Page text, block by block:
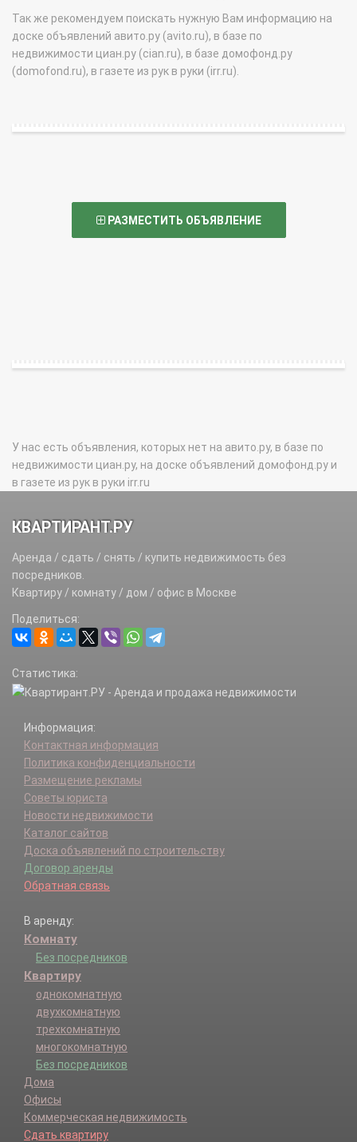
Так же рекомендуем поискать нужную Вам информацию на
доске объявлений авито.ру (avito.ru), в базе по
недвижимости циан.ру (cian.ru), в базе домофонд.ру
(domofond.ru), в газете из рук в руки (irr.ru).
РАЗМЕСТИТЬ ОБЪЯВЛЕНИЕ
У нас есть объявления, которых нет на авито.ру, в базе по
недвижимости циан.ру, на доске объявлений домофонд.ру и
в газете из рук в руки irr.ru
КВАРТИРАНТ.РУ
Аренда / сдать / снять / купить недвижимость без
посредников.
Квартиру / комнату / дом / офис в Москве
Поделиться:
Статистика:
Информация:
Контактная информация
Политика конфиденциальности
Размещение рекламы
Советы юриста
Новости недвижимости
Каталог сайтов
Доска объявлений по строительству
Договор аренды
Обратная связь
В аренду:
Комнату
Без посредников
Квартиру
однокомнатную
двухкомнатную
трехкомнатную
многокомнатную
Без посредников
Дома
Офисы
Коммерческая недвижимость
Сдать квартиру